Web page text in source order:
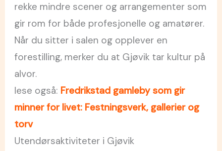
rekke mindre scener og arrangementer som
gir rom for både profesjonelle og amatører.
Når du sitter i salen og opplever en
forestilling, merker du at Gjøvik tar kultur på
alvor.
lese også: Fredrikstad gamleby som gir
minner for livet: Festningsverk, gallerier og
torv
Utendørsaktiviteter i Gjøvik